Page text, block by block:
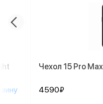
Чехол 15 Pro
4590₽